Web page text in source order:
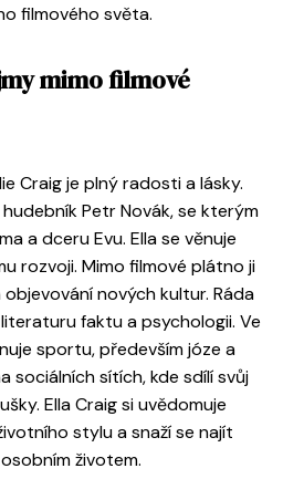
filmového světa.
mimo filmové
Craig je plný radosti a lásky.
Petr Novák, se kterým
a dceru Evu. Ella se věnuje
rozvoji. Mimo filmové plátno ji
nových kultur. Ráda
faktu a psychologii. Ve
sportu, především józe a
sociálních sítích, kde sdílí svůj
Ella Craig si uvědomuje
stylu a snaží se najít
životem.